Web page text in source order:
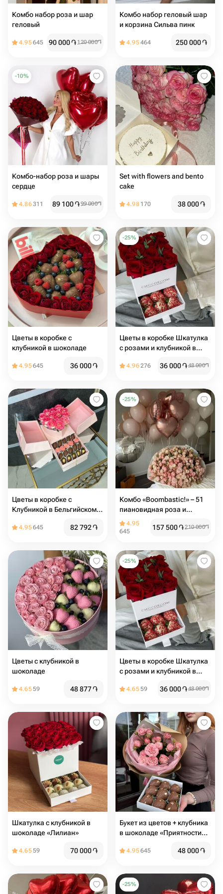
Комбо набор роза и шар
геловый
4.95645 90 000֏ 120 000֏
Комбо набор геловый шар
и корзина Сильва пинк
4.95464 250 000֏
-10%
Комбо-набор роза и шары
сердце
4.86311 89 100֏99 000֏
Set with flowers and bento
cake
4.98 170 38 000֏
Цветы в коробке с
клубникой в шоколаде
4.95645 36 000֏
-25%
Цветы в коробке Шкатулка
с розами и клубникой в
4.96276 36 000֏48 000֏
Цветы в коробке с
Клубникой в Бельгийском
Сюрприз»
4.95645 82 792֏
-25%
Комбо «Boombastic!» – 51
пиановидная роза и
воздушные шары
4.95
645
157 500֏210 000֏
Цветы с клубникой в
шоколаде
4.6559 48 877֏
-25%
Цветы в коробке Шкатулка
с розами и клубникой в
4.6559 36 000֏48 000֏
Шкатулка с клубникой в
шоколаде «Лилиан»
4.6559 70 000֏
Букет из цветов + клубника
в шоколаде «Приятности
4.95645 48 000֏
-25%